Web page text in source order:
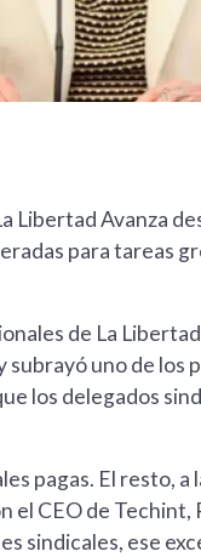
Libertad Avanza
para tareas
de La
uno de los
los delegados
pagas. El resto,
CEO de Techint,
sindicales, ese